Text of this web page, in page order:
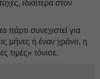
ιδιαίτερα στον
πάρτι συνεχιστεί για
μήνες ή έναν χρόνο, η
τιμές» τόνισε.